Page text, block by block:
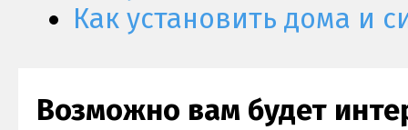
Как установить дома и
Возможно вам будет